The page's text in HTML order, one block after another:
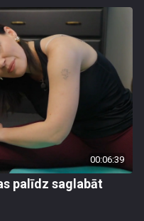
00:06:39
palīdz saglabāt